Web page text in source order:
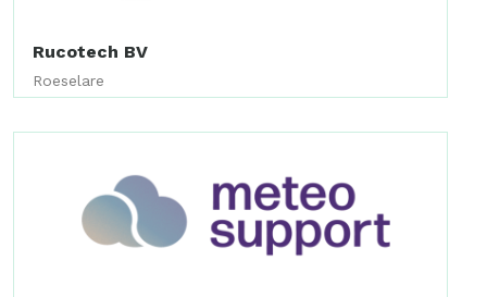
Rucotech BV
Roeselare